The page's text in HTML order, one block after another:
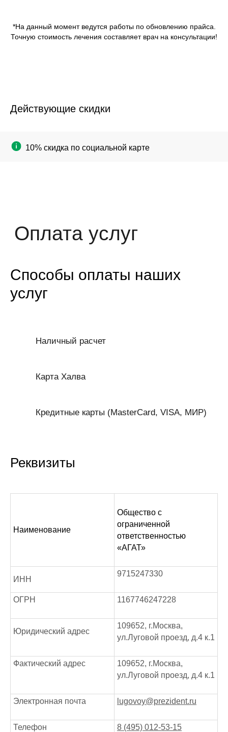
*На данный момент ведутся работы по обновлению прайса.
Точную стоимость лечения составляет врач на консультации!
Действующие скидки
10% скидка по социальной карте
Способы оплаты наших
услуг
Наличный расчет
Карта Халва
Кредитные карты (MasterCard, VISA, МИР)
Реквизиты
Наименование
Общество с
ограниченной
ответственностью
«АГАТ»
ИНН
9715247330
ОГРН 1167746247228
Юридический адрес
109652, г.Москва,
ул.Луговой проезд, д.4 к.1
Фактический адрес
109652, г.Москва,
ул.Луговой проезд, д.4 к.1
Электронная почта lugovoy@prezident.ru
Телефон 8 (495) 012-53-15